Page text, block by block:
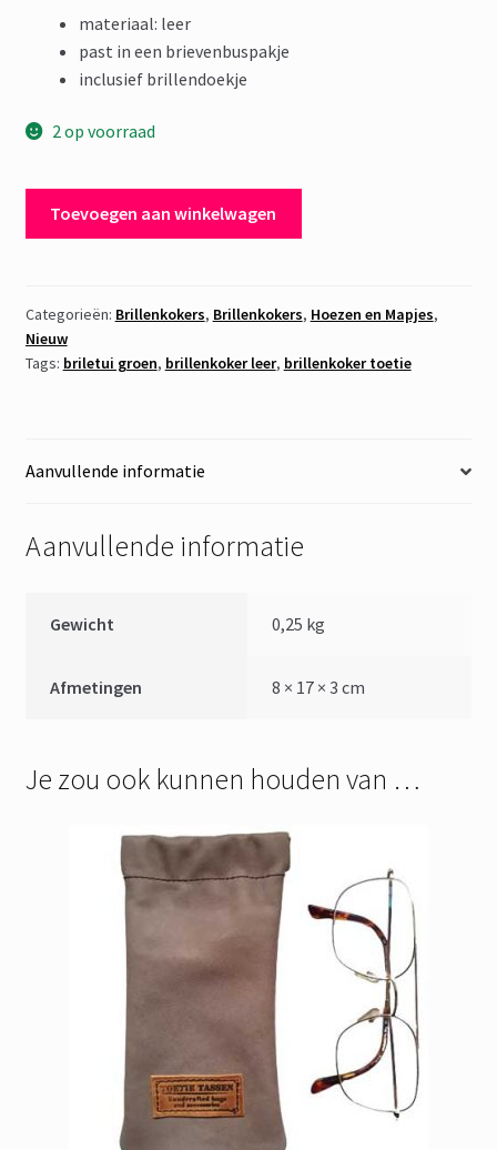
materiaal: leer
past in een brievenbuspakje
inclusief brillendoekje
2 op voorraad
S
aantal
Toevoegen aan winkelwagen
Categorieën: Brillenkokers, Brillenkokers, Hoezen en Mapjes,
Nieuw
Tags: briletui groen, brillenkoker leer, brillenkoker toetie
Aanvullende informatie
Aanvullende informatie
Gewicht 0,25 kg
Afmetingen 8 × 17 × 3 cm
Je zou ook kunnen houden van …